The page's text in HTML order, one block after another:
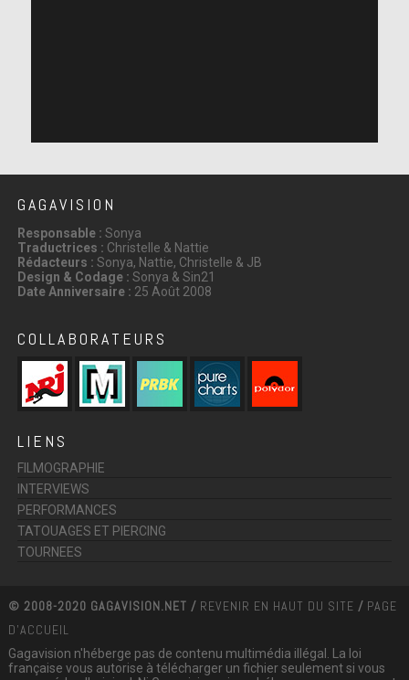
GAGAVISION
Responsable : Sonya
Traductrices : Christelle & Nattie
Rédacteurs : Sonya, Nattie, Christelle & JB
Design & Codage : Sonya & Sin21
Date Anniversaire : 25 Août 2008
COLLABORATEURS
LIENS
FILMOGRAPHIE
INTERVIEWS
PERFORMANCES
TATOUAGES ET PIERCING
TOURNEES
© 2008-2020 GAGAVISION.NET / REVENIR EN HAUT DU SITE / PAGE
D'ACCUEIL
Gagavision n'héberge pas de contenu multimédia illégal. La loi
française vous autorise à télécharger un fichier seulement si vous